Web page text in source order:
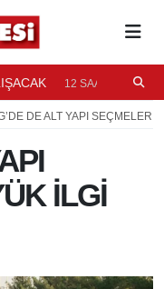
12 SAAT ÖNCE
DE ALT YAPI SEÇMELERİ
İLGİ